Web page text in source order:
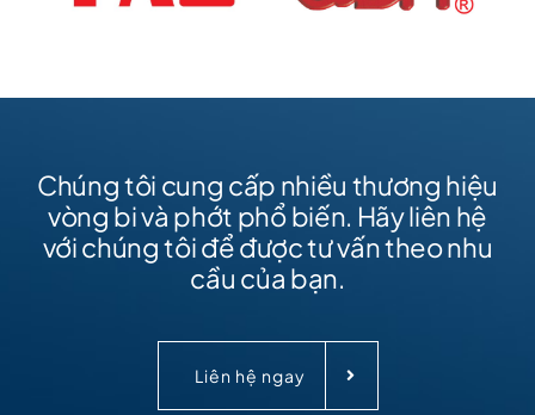
Chúng tôi cung cấp nhiều thương hiệu
vòng bi và phớt phổ biến. Hãy liên hệ
với chúng tôi để được tư vấn theo nhu
cầu của bạn.
Liên hệ ngay